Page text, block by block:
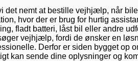
det nemt at bestille vejhjælp, når
hvor der er brug for hurtig
fladt batteri, låst bil eller andre
vejhjælp, fordi de ønsker en
Derfor er siden bygget op
kan sende dine oplysninger og